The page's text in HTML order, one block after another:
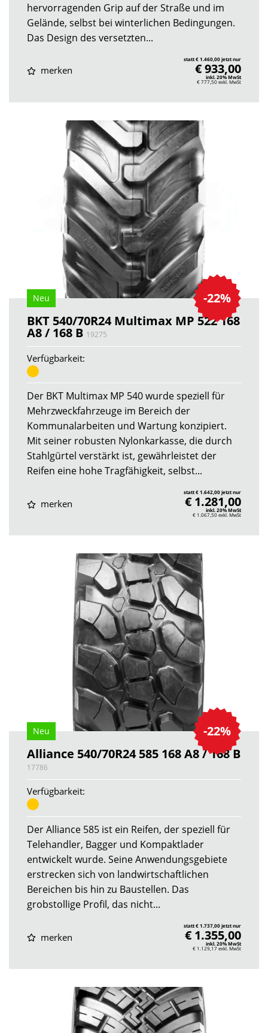
hervorragenden Grip auf der Straße und im
Gelände, selbst bei winterlichen Bedingungen.
Das Design des versetzten...
merken
statt € 1.460,00 jetzt nur
€ 933,00
inkl. 20% MwSt
€ 777,50exkl. MwSt
-22%
Neu
BKT 540/70R24 Multimax MP 522 168
A8 / 168 B 19275
Verfügbarkeit:
Der BKT Multimax MP 540 wurde speziell für
Mehrzweckfahrzeuge im Bereich der
Kommunalarbeiten und Wartung konzipiert.
Mit seiner robusten Nylonkarkasse, die durch
Stahlgürtel verstärkt ist, gewährleistet der
Reifen eine hohe Tragfähigkeit, selbst...
merken
statt € 1.642,00 jetzt nur
€ 1.281,00
inkl. 20% MwSt
€ 1.067,50exkl. MwSt
-22%
Neu
Alliance 540/70R24 585 168 A8 / 168 B
17786
Verfügbarkeit:
Der Alliance 585 ist ein Reifen, der speziell für
Telehandler, Bagger und Kompaktlader
entwickelt wurde. Seine Anwendungsgebiete
erstrecken sich von landwirtschaftlichen
Bereichen bis hin zu Baustellen. Das
grobstollige Profil, das nicht...
merken
statt € 1.737,00 jetzt nur
€ 1.355,00
inkl. 20% MwSt
€ 1.129,17exkl. MwSt